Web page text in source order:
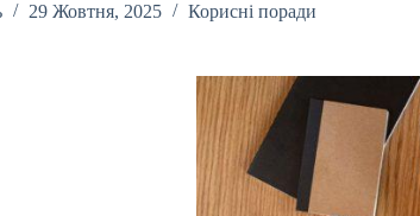
29 Жовтня, 2025 Корисні поради